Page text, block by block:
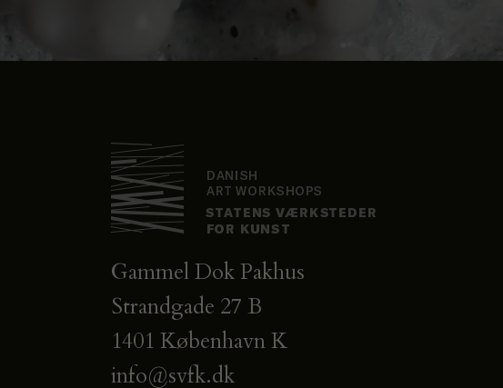
Gammel Dok Pakhus
Strandgade 27 B
1401 København K
info@svfk.dk